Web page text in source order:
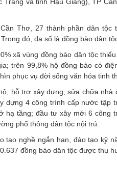
Thơ, 27 thành phần dân
đó, đa số là đồng bào dân
xã vùng đồng bào dân tộc
trên 99,8% hộ đồng bào có
phục vụ đời sống văn hóa tinh
hỗ trợ xây dựng, sửa chữa
dựng 4 công trình cấp nước tập
hạ tầng; đầu tư xây mới 6 công
phổ thông dân tộc nội trú.
tạo nghề ngắn hạn, đào tạo kỹ
đồng bào dân tộc được thụ